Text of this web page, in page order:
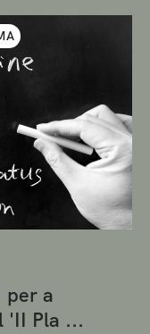
per a
'II Pla ...